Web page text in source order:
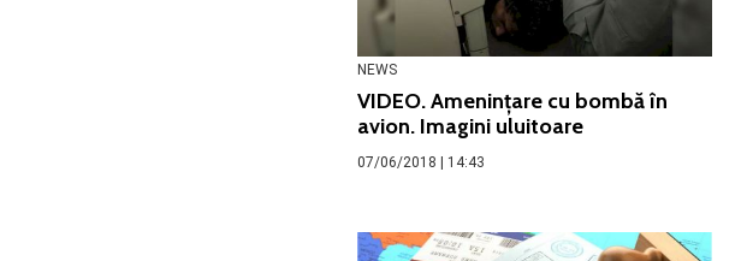
NEWS
VIDEO. Amenințare cu bombă în
avion. Imagini uluitoare
07/06/2018 | 14:43